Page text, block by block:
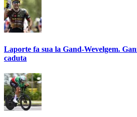
Laporte fa sua la Gand-Wevelgem.
caduta